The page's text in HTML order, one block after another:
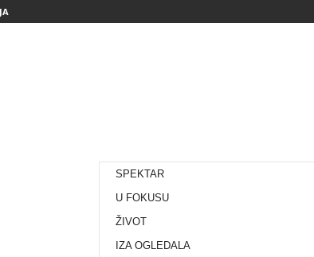
SPEKTAR
U FOKUSU
ŽIVOT
IZA OGLEDALA